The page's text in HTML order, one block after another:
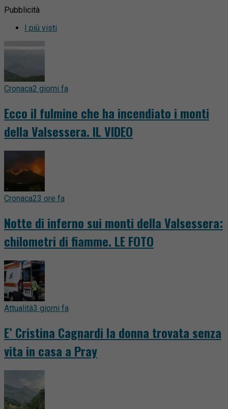
Pubblicità
I più visti
Cronaca2 giorni fa
Ecco il fulmine che ha incendiato i monti
della Valsessera. IL VIDEO
Cronaca23 ore fa
Notte di inferno sui monti della Valsessera:
chilometri di fiamme. LE FOTO
Attualità3 giorni fa
E’ Cristina Cagnardi la donna trovata senza
vita in casa a Pray